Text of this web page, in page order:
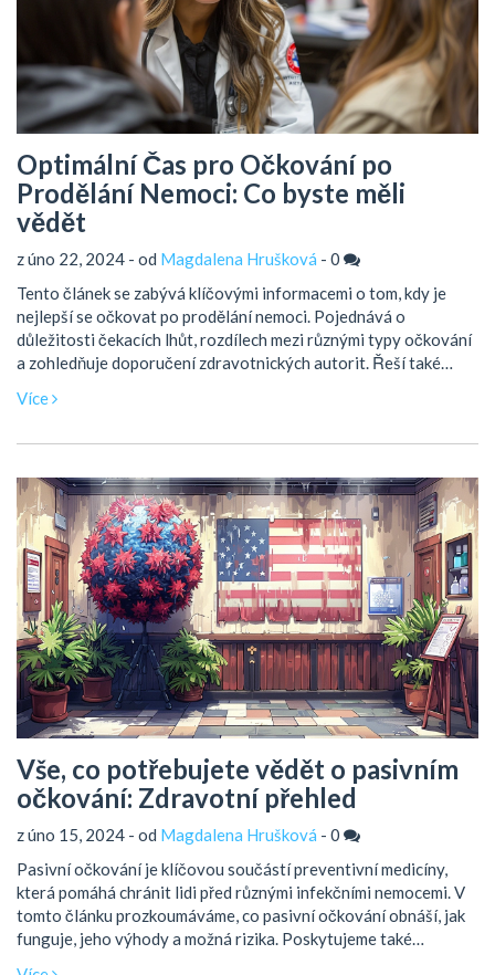
Optimální Čas pro Očkování po
Prodělání Nemoci: Co byste měli
vědět
z úno 22, 2024 - od Magdalena Hrušková - 0
Tento článek se zabývá klíčovými informacemi o tom, kdy je
nejlepší se očkovat po prodělání nemoci. Pojednává o
důležitosti čekacích lhůt, rozdílech mezi různými typy očkování
a zohledňuje doporučení zdravotnických autorit. Řeší také
Čtenáři získají podrobný přehled o tom, jak a kdy plánovat
Více
Vše, co potřebujete vědět o pasivním
očkování: Zdravotní přehled
z úno 15, 2024 - od Magdalena Hrušková - 0
Pasivní očkování je klíčovou součástí preventivní medicíny,
která pomáhá chránit lidi před různými infekčními nemocemi. V
tomto článku prozkoumáváme, co pasivní očkování obnáší, jak
funguje, jeho výhody a možná rizika. Poskytujeme také